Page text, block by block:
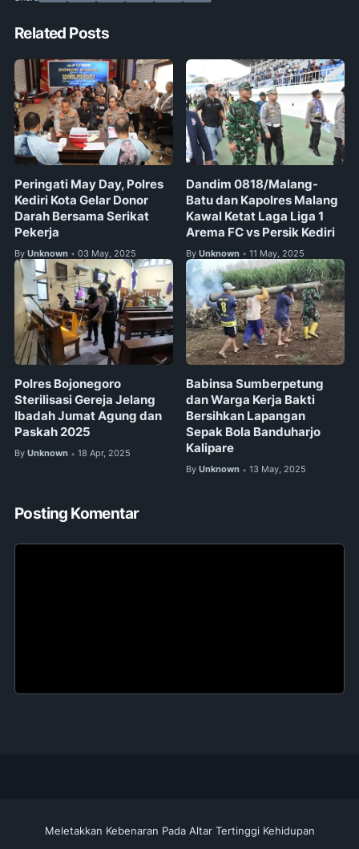
Related Posts
Peringati May Day, Polres
Kediri Kota Gelar Donor
Darah Bersama Serikat
Pekerja
By Unknown • 03 May, 2025
Dandim 0818/Malang-
Batu dan Kapolres Malang
Kawal Ketat Laga Liga 1
Arema FC vs Persik Kediri
By Unknown • 11 May, 2025
Polres Bojonegoro
Sterilisasi Gereja Jelang
Ibadah Jumat Agung dan
Paskah 2025
By Unknown • 18 Apr, 2025
Babinsa Sumberpetung
dan Warga Kerja Bakti
Bersihkan Lapangan
Sepak Bola Banduharjo
Kalipare
By Unknown • 13 May, 2025
Posting Komentar
Meletakkan Kebenaran Pada Altar Tertinggi Kehidupan